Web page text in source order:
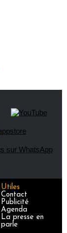
Utiles
Contact
Publicité
Agenda
La presse en
parle